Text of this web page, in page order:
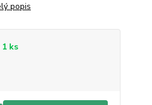
popis
ks